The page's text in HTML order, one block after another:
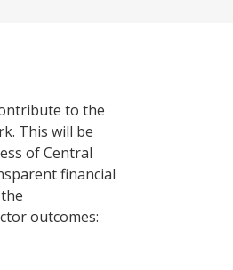
to the
This will be
of Central
financial
outcomes: